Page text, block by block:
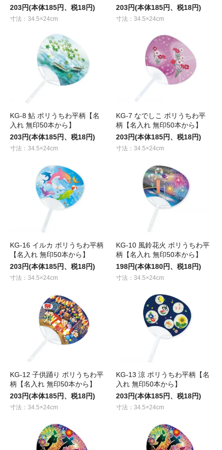
203円(本体185円、税18円)
寸法：34.5×24cm
203円(本体185円、税18円)
寸法：34.5×24cm
KG-8 鮎 ポリうちわ平柄【名
入れ 無印50本から】
203円(本体185円、税18円)
寸法：34.5×24cm
KG-7 なでしこ ポリうちわ平
柄【名入れ 無印50本から】
203円(本体185円、税18円)
寸法：34.5×24cm
KG-16 イルカ ポリうちわ平柄
【名入れ 無印50本から】
203円(本体185円、税18円)
寸法：34.5×24cm
KG-10 風鈴花火 ポリうちわ平
柄【名入れ 無印50本から】
198円(本体180円、税18円)
寸法：34.5×24cm
KG-12 子供踊り ポリうちわ平
柄【名入れ 無印50本から】
203円(本体185円、税18円)
寸法：34.5×24cm
KG-13 涼 ポリうちわ平柄【名
入れ 無印50本から】
203円(本体185円、税18円)
寸法：34.5×24cm